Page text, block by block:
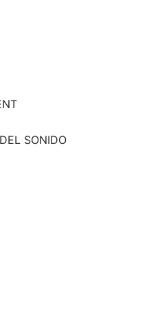
SONIDO